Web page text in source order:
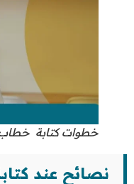
خطوات كتابة
نصائح عند